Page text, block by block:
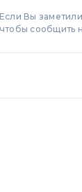
Если Вы
чтобы сообщить